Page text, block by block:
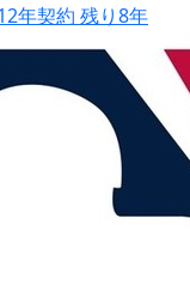
年契約 残り8年